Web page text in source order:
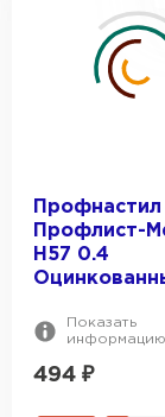
0.5
0.7
Профнастил
Профлист-
H57 0.4
Показать
информацию
494 ₽